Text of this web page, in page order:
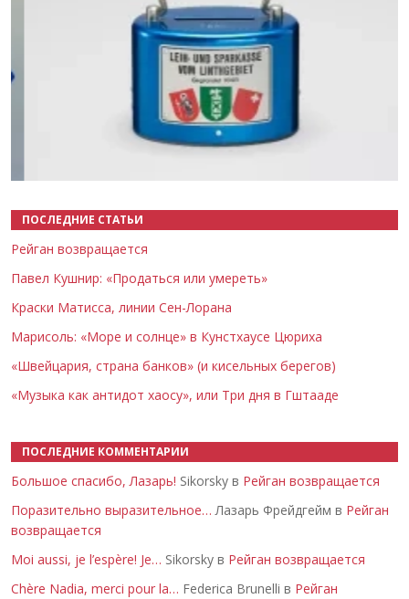
ПОСЛЕДНИЕ СТАТЬИ
Рейган возвращается
Павел Кушнир: «Продаться или умереть»
Краски Матисса, линии Сен-Лорана
Марисоль: «Море и солнце» в Кунстхаусе Цюриха
«Швейцария, страна банков» (и кисельных берегов)
«Музыка как антидот хаосу», или Три дня в Гштааде
ПОСЛЕДНИЕ КОММЕНТАРИИ
Большое спасибо, Лазарь! Sikorsky в Рейган возвращается
Поразительно выразительное… Лазарь Фрейдгейм в Рейган
возвращается
Moi aussi, je l’espère! Je… Sikorsky в Рейган возвращается
Chère Nadia, merci pour la… Federica Brunelli в Рейган